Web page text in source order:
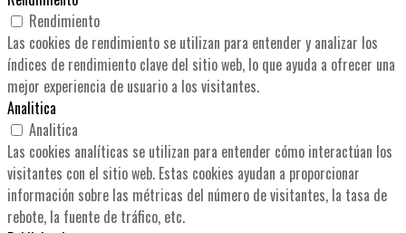
Rendimiento
Las cookies de rendimiento se utilizan para entender y analizar los
índices de rendimiento clave del sitio web, lo que ayuda a ofrecer una
mejor experiencia de usuario a los visitantes.
Analitica
Analitica
Las cookies analíticas se utilizan para entender cómo interactúan los
visitantes con el sitio web. Estas cookies ayudan a proporcionar
información sobre las métricas del número de visitantes, la tasa de
rebote, la fuente de tráfico, etc.